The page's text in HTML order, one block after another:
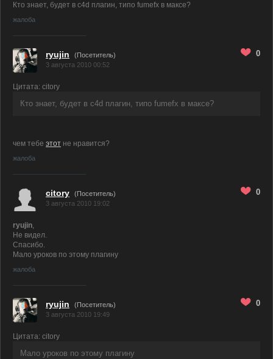
Кто знает, будет в c4d плагин, типо fumefx в максе?
жалоба
ryujin
(Посетитель)
3 августа 2010 00:52
0
Цитата: citory
Кто знает, будет в c4d плагин, типо fumefx в максе?
чем тебе этот не нравится?
жалоба
citory
(Посетитель)
3 августа 2010 19:02
0
ryujin,
Не видел.
Спасибо.
Мало уроков по этому плагину
жалоба
ryujin
(Посетитель)
3 августа 2010 19:49
0
Цитата: citory
Мало уроков по этому плагину